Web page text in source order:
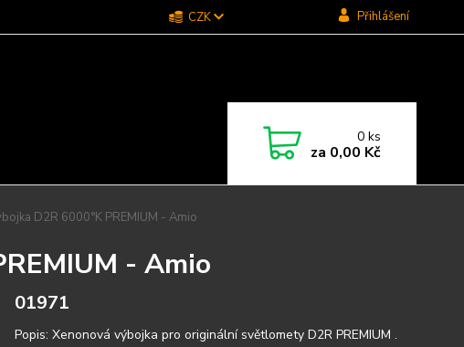
CZK Přihlášení
0ks
za 0,00 Kč
D2R 6000°K PREMIUM - Amio
- Amio
01971
Popis: Xenonová výbojka pro originální světlomety D2R PREMIUM .